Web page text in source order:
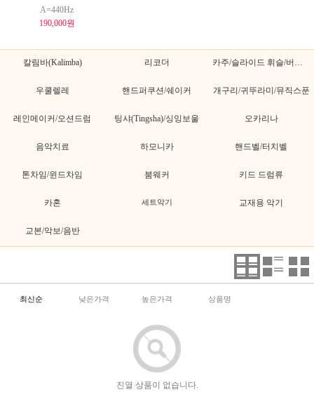
A=440Hz
190,000원
칼림바(Kalimba) 리코더
우쿨렐레 핸드퍼쿠션/쉐이커 개구리/귀뚜라미/뮤직스푼
레인메이커/오션드럼 팅샤(Tingsha)/싱잉보울 오카리나
음악치료 하모니카 핸드벨/터치벨
톤차임/윈드차임 붐웨커 키드 드럼류
카혼 세트악기 교재용 악기
교본/악보/음반
최신순 낮은가격 높은가격 상품명
진열 상품이 없습니다.